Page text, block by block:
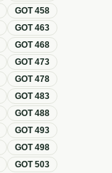
GOT458
GOT463
GOT468
GOT473
GOT478
GOT483
GOT488
GOT493
GOT498
GOT503